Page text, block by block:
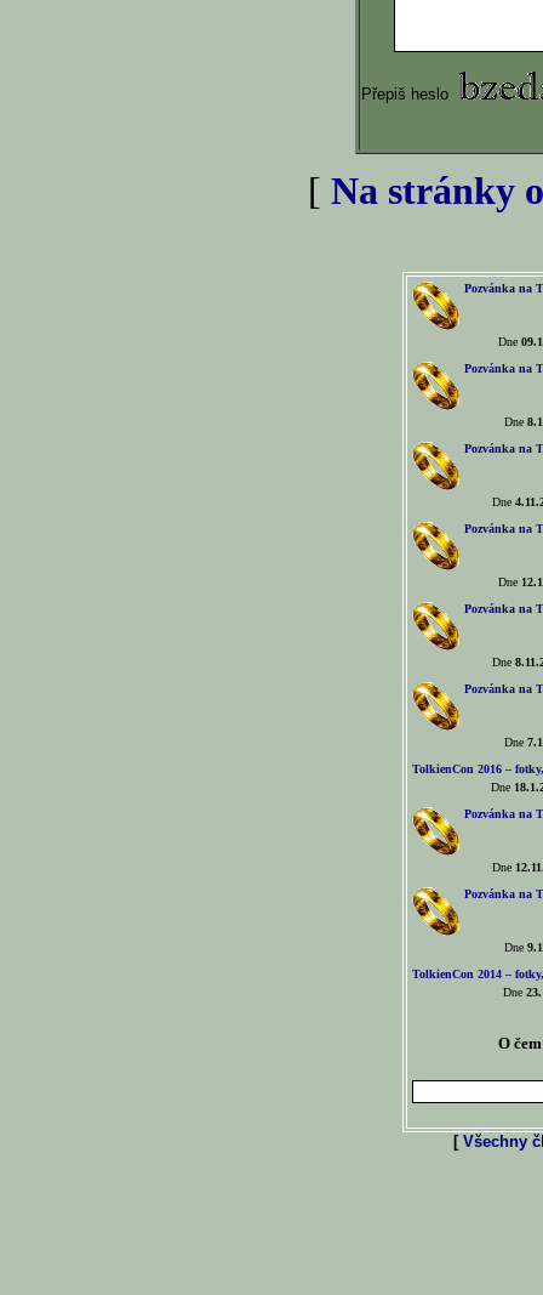
Přepiš heslo
[ Na stránky
Pozvánka na
Dne
Pozvánka na
Dne
Pozvánka na
Dne
Pozvánka na
Dne
Pozvánka na
Dne
Pozvánka na
Dne
TolkienCon 2016 –
Dne
Pozvánka na
Dne
Pozvánka na
Dne
TolkienCon 2014 –
Dne
O
[ Všechny